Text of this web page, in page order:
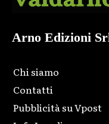
Arno Edizioni
Chi siamo
Contatti
Pubblicità su Vpost